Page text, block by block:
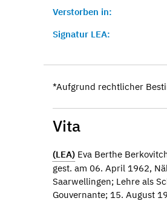
Verstorben in:
Signatur LEA:
*Aufgrund rechtlicher
Vita
(LEA) Eva Berthe
gest. am 06. April 1962,
Saarwellingen; Lehre als
Gouvernante; 15. August